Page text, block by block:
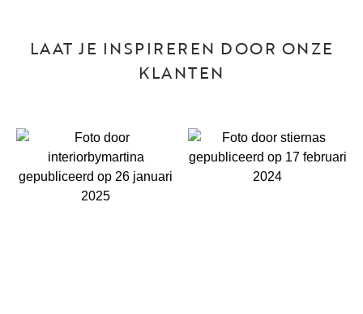
LAAT JE INSPIREREN DOOR ONZE
KLANTEN